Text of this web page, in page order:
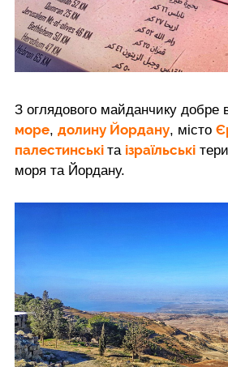
З оглядового майданчику добре
море, долину Йордану, місто
палестинські та ізраїльські
моря та Йордану.